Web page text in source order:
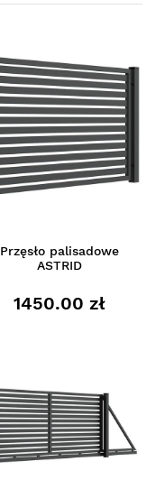
Przęsło palisadowe
ASTRID
1450.00 zł